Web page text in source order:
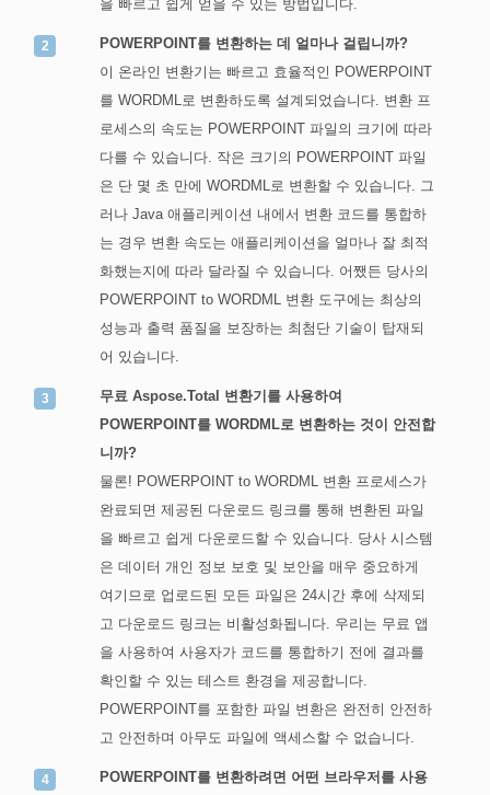
을 빠르고 쉽게 얻을 수 있는 방법입니다.
POWERPOINT를 변환하는 데 얼마나 걸립니까?
이 온라인 변환기는 빠르고 효율적인 POWERPOINT
를 WORDML로 변환하도록 설계되었습니다. 변환 프
로세스의 속도는 POWERPOINT 파일의 크기에 따라
다를 수 있습니다. 작은 크기의 POWERPOINT 파일
은 단 몇 초 만에 WORDML로 변환할 수 있습니다. 그
러나 Java 애플리케이션 내에서 변환 코드를 통합하
는 경우 변환 속도는 애플리케이션을 얼마나 잘 최적
화했는지에 따라 달라질 수 있습니다. 어쨌든 당사의
POWERPOINT to WORDML 변환 도구에는 최상의
성능과 출력 품질을 보장하는 최첨단 기술이 탑재되
어 있습니다.
무료 Aspose.Total 변환기를 사용하여
POWERPOINT를 WORDML로 변환하는 것이 안전합
니까?
물론! POWERPOINT to WORDML 변환 프로세스가
완료되면 제공된 다운로드 링크를 통해 변환된 파일
을 빠르고 쉽게 다운로드할 수 있습니다. 당사 시스템
은 데이터 개인 정보 보호 및 보안을 매우 중요하게
여기므로 업로드된 모든 파일은 24시간 후에 삭제되
고 다운로드 링크는 비활성화됩니다. 우리는 무료 앱
을 사용하여 사용자가 코드를 통합하기 전에 결과를
확인할 수 있는 테스트 환경을 제공합니다.
POWERPOINT를 포함한 파일 변환은 완전히 안전하
고 안전하며 아무도 파일에 액세스할 수 없습니다.
POWERPOINT를 변환하려면 어떤 브라우저를 사용